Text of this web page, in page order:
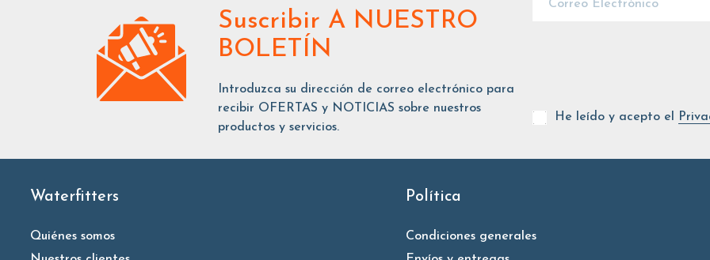
Suscribir A NUESTRO
BOLETÍN
Introduzca su dirección de correo electrónico para
recibir OFERTAS y NOTICIAS sobre nuestros
productos y servicios.
He leído y acepto el
Waterfitters
Quiénes somos
Política
Condiciones generales